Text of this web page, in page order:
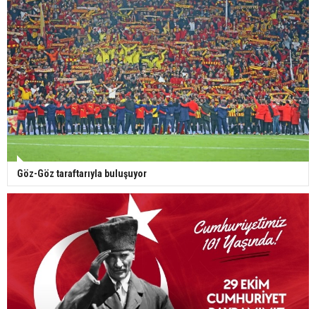
Göz-Göz taraftarıyla buluşuyor